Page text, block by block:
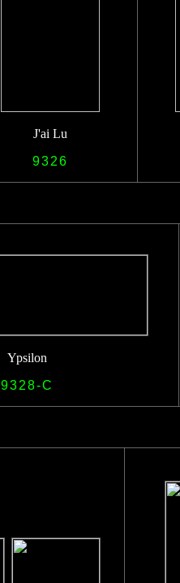
J'ai Lu
9326
Ypsilon
9328-C